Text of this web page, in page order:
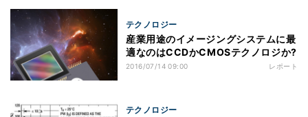
テクノロジー
産業用途のイメージングシステムに最
適なのはCCDかCMOSテクノロジか?
2016/07/14 09:00 レポート
テクノロジー